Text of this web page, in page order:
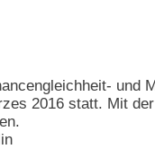
und
2016 statt. Mit